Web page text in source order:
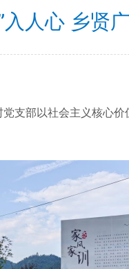
人心 乡贤
部以社会主义核心价